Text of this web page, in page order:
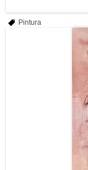
Pintura